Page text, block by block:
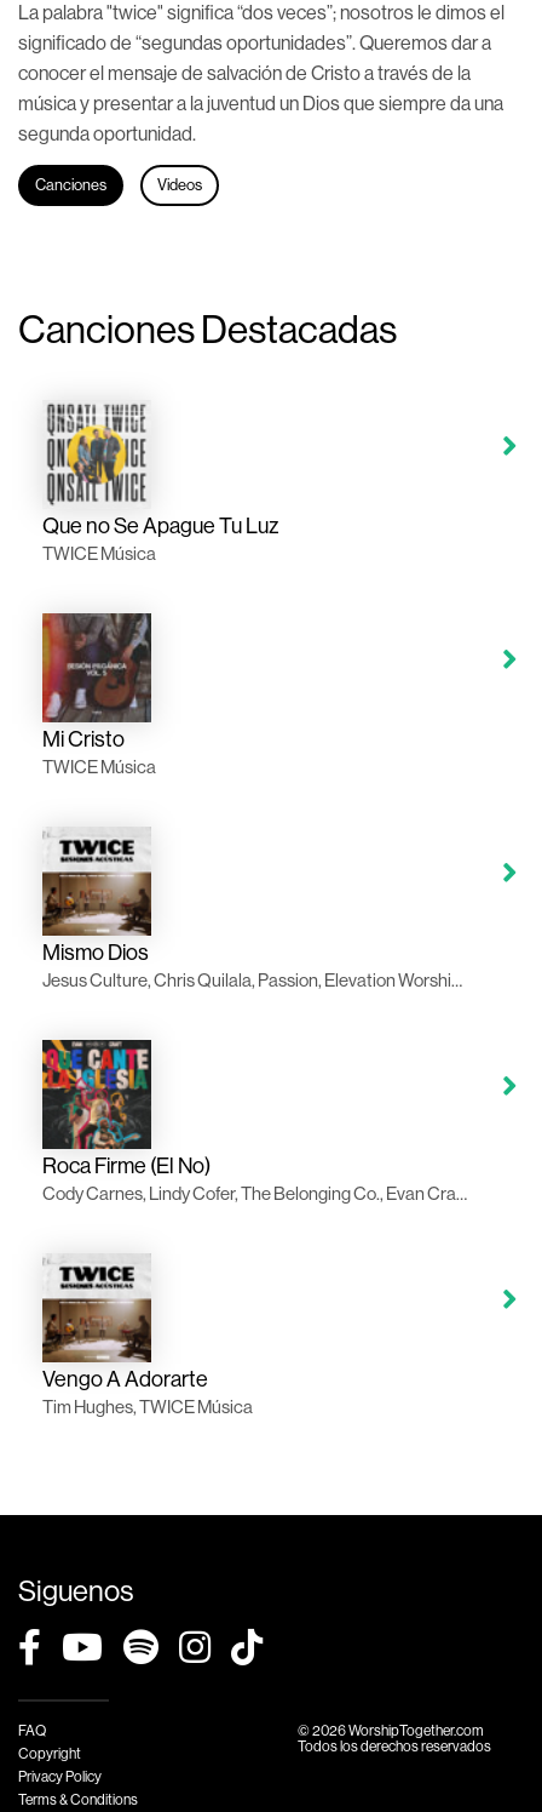
La palabra "twice" significa “dos veces”; nosotros le dimos el
significado de “segundas oportunidades”. Queremos dar a
conocer el mensaje de salvación de Cristo a través de la
música y presentar a la juventud un Dios que siempre da una
segunda oportunidad.
Canciones Videos
Canciones Destacadas
Que no Se Apague Tu Luz
TWICE Música
Mi Cristo
TWICE Música
Mismo Dios
Jesus Culture, Chris Quilala, Passion, Elevation Worship, TWICE Música
Roca Firme (El No)
Cody Carnes, Lindy Cofer, The Belonging Co., Evan Craft, TWICE Música
Vengo A Adorarte
Tim Hughes, TWICE Música
Siguenos
FAQ
Copyright
Privacy Policy
Terms & Conditions
© 2026 WorshipTogether.com
Todos los derechos reservados